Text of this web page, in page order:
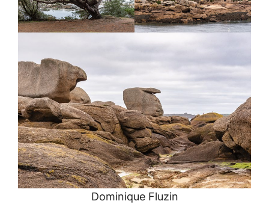
Dominique Fluzin